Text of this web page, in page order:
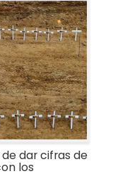
dar cifras de
los